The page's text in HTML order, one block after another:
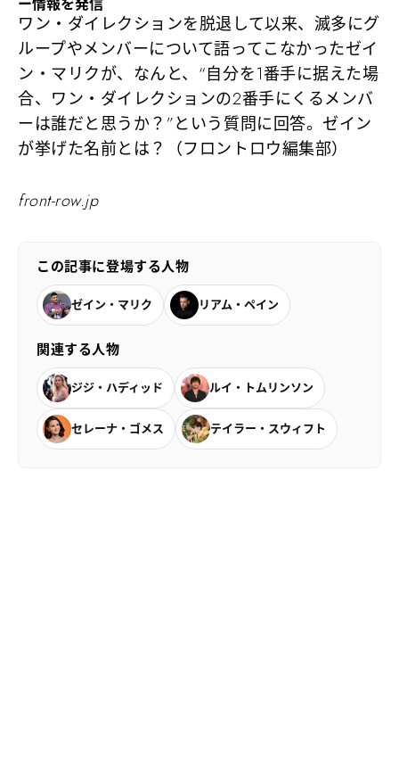
ワン・ダイレクションを脱退して以来、滅多にグ
ループやメンバーについて語ってこなかったゼイ
ン・マリクが、なんと、“自分を1番手に据えた場
合、ワン・ダイレクションの2番手にくるメンバ
ーは誰だと思うか？”という質問に回答。ゼイン
が挙げた名前とは？（フロントロウ編集部）
front-row.jp
この記事に登場する人物
ゼイン・マリク リアム・ペイン
関連する人物
ジジ・ハディッド ルイ・トムリンソン
セレーナ・ゴメス テイラー・スウィフト